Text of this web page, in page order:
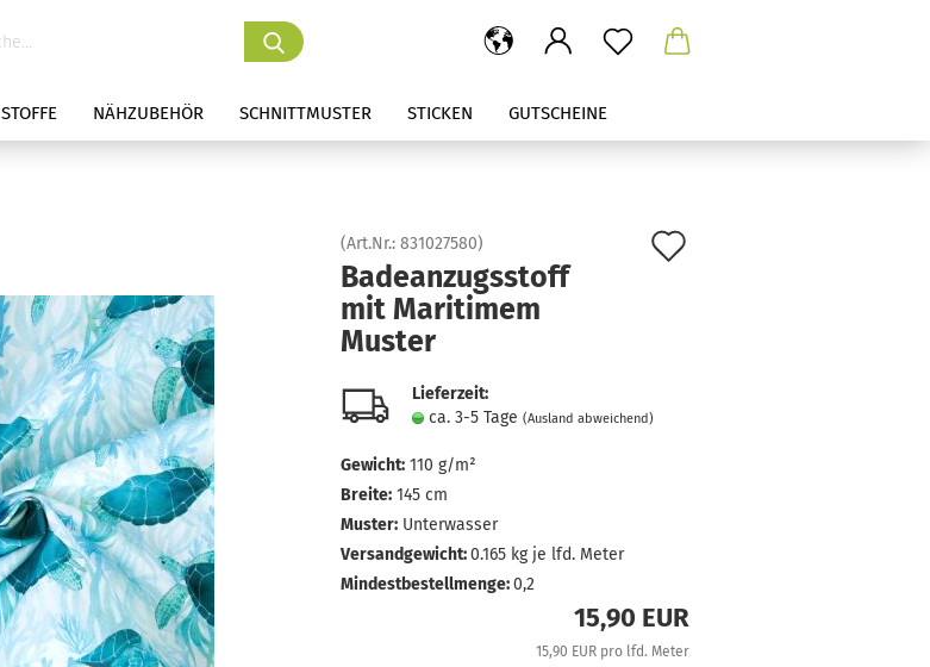
STOFFE NÄHZUBEHÖR SCHNITTMUSTER STICKEN GUTSCHEINE
(Art.Nr.: 831027580)
Badeanzugsstoff
mit Maritimem
Muster
Lieferzeit:
ca. 3-5 Tage (Ausland abweichend)
Gewicht: 110 g/m²
Breite: 145 cm
Muster: Unterwasser
Versandgewicht:0.165kg je lfd. Meter
Mindestbestellmenge:0,2
15,90 EUR
15,90 EUR pro lfd. Meter